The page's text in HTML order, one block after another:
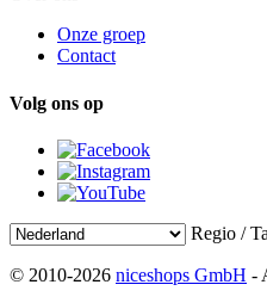
Onze groep
Contact
Volg ons op
Regio /
© 2010-2026 niceshops GmbH -